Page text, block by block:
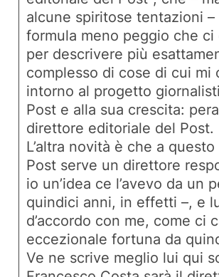
alcune spiritose tentazioni –
formula meno peggio che ci
per descrivere più
complesso di cose di cui mi
intorno al progetto
Post e alla sua crescita:
direttore editoriale del Post.
L’altra novità è che a
Post serve un direttore
io un’idea ce l’avevo da un
quindici anni, in effetti –, e
d’accordo con me, come ci
eccezionale fortuna da
Ve ne scrive meglio lui qui